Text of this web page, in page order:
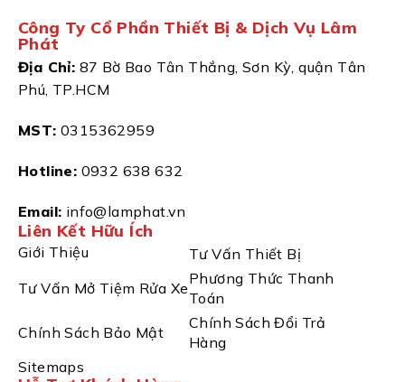
Công Ty Cổ Phần Thiết Bị & Dịch Vụ Lâm
Phát
Địa Chỉ: 87 Bờ Bao Tân Thắng, Sơn Kỳ, quận Tân
Phú, TP.HCM
MST: 0315362959
Hotline: 0932 638 632
Email: info@lamphat.vn
Liên Kết Hữu Ích
Giới Thiệu
Tư Vấn Thiết Bị
Tư Vấn Mở Tiệm Rửa Xe
Phương Thức Thanh
Toán
Chính Sách Bảo Mật
Chính Sách Đổi Trả
Hàng
Sitemaps